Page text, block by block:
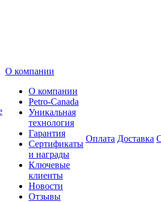
О компании
О компании
Petro-Сanada
Уникальная
технология
Гарантия
Сертификаты
и награды
Ключевые
клиенты
Новости
Отзывы
Оплата Доставка